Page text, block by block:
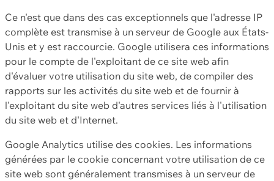
Ce n'est que dans des cas exceptionnels que l'adresse IP
complète est transmise à un serveur de Google aux États-
Unis et y est raccourcie. Google utilisera ces informations
pour le compte de l'exploitant de ce site web afin
d'évaluer votre utilisation du site web, de compiler des
rapports sur les activités du site web et de fournir à
l'exploitant du site web d'autres services liés à l'utilisation
du site web et d'Internet.
Google Analytics utilise des cookies. Les informations
générées par le cookie concernant votre utilisation de ce
site web sont généralement transmises à un serveur de